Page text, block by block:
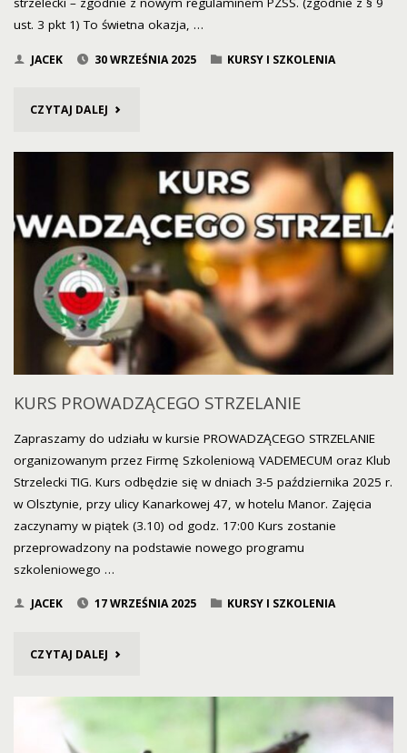
ust. 3 pkt 1) To świetna okazja, …
JACEK 30 WRZEŚNIA 2025 KURSY I SZKOLENIA
CZYTAJ DALEJ "WAŻNA
UCZESTNIKÓW
KURSU
PROWADZĄCEGO
STRZELANIE!"
KURS PROWADZĄCEGO STRZELANIE
Zapraszamy do udziału w kursie PROWADZĄCEGO STRZELANIE
organizowanym przez Firmę Szkoleniową VADEMECUM oraz Klub
Strzelecki TIG. Kurs odbędzie się w dniach 3-5 października 2025 r.
w Olsztynie, przy ulicy Kanarkowej 47, w hotelu Manor. Zajęcia
zaczynamy w piątek (3.10) od godz. 17:00 Kurs zostanie
przeprowadzony na podstawie nowego programu
szkoleniowego …
JACEK 17 WRZEŚNIA 2025 KURSY I SZKOLENIA
CZYTAJ DALEJ "KURS